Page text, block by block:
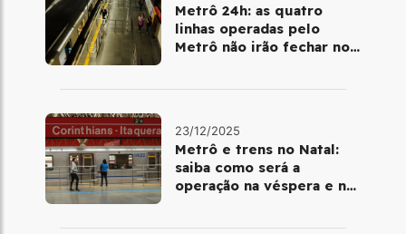
Metrô 24h: as quatro
linhas operadas pelo
Metrô não irão fechar no
23/12/2025
Metrô e trens no Natal:
saiba como será a
operação na véspera e no